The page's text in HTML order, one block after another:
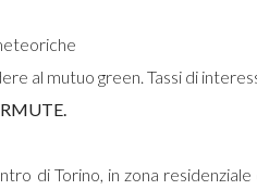
al mutuo green. Tassi di
di Torino, in zona